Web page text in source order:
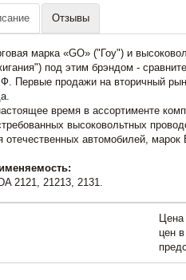
Отзывы
марка «GO» ("Гоу") и
под этим брэндом -
Первые продажи на вторичный
время в ассортименте
высоковольтных
отечественных автомобилей,
2121, 21213, 2131.
Цена
цен